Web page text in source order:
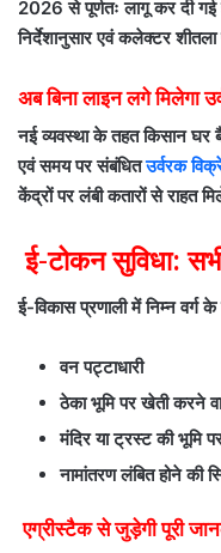
2026 से पूर्णतः लागू कर दी
निर्देशानुसार एवं कलेक्टर
अब बिना लाइन लगे मिलेगा
नई व्यवस्था के तहत किसान घर
एवं समय पर संबंधितउर्वरक
केंद्रों पर लंबी कतारों से राहत
ई-टोकन सुविधा:
ई-विकास प्रणाली में निम्न वर्ग
वन पट्टाधारी
ठेका भूमि पर खेती करने
मंदिर या ट्रस्ट की भूमि
नामांतरण लंबित होने की
एग्रीस्टैक से जुड़ेगी पूरी